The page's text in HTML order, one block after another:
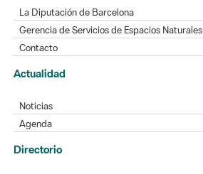
La Diputación de Barcelona
Gerencia de Servicios de Espacios Naturales
Contacto
Actualidad
Noticias
Agenda
Directorio